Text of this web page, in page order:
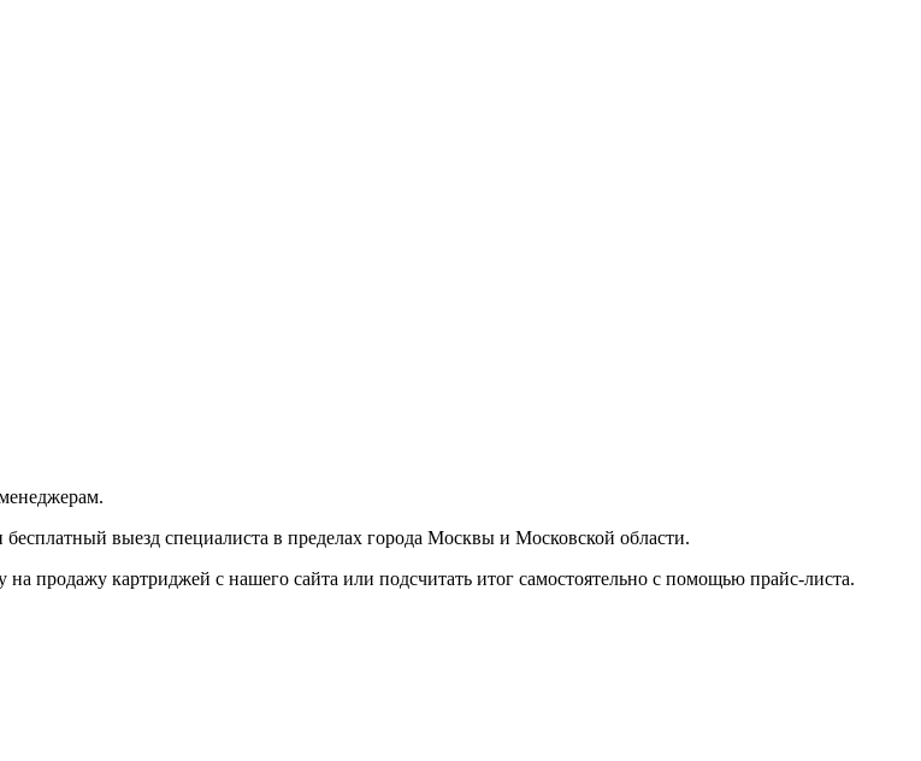
выезд специалиста в пределах города Москвы и Московской области.
продажу картриджей с нашего сайта или подсчитать итог самостоятельно с помощью прайс-листа.